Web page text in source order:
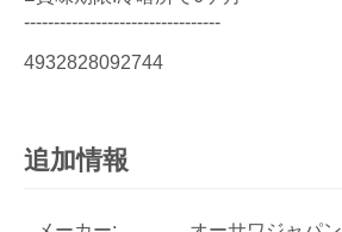
---------------------------------
4932828092744
追加情報